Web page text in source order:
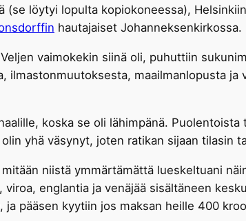
(se löytyi lopulta kopiokoneessa),
hautajaiset Johanneksenkirkossa.
vaimokekin siinä oli, puhuttiin
maailmanlopusta ja
koska se oli lähimpänä.
yhä väsynyt, joten ratikan sijaan tilasin
niistä ymmärtämättä lueskeltuani
englantia ja venäjää sisältäneen
ja pääsen kyytiin jos maksan heille 400